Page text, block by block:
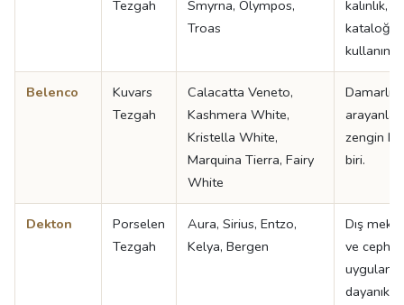
Tezgah
Smyrna, Olympos,
Troas
kalınlık,
kataloğu,
Belenco
Kuvars
Tezgah
Calacatta Veneto,
Kashmera White,
Kristella White,
Marquina Tierra, Fairy
White
Damarlı
arayanlar
zengin
biri.
Dekton
Porselen
Tezgah
Aura, Sirius, Entzo,
Kelya, Bergen
Dış
ve cephe
dayanıklı